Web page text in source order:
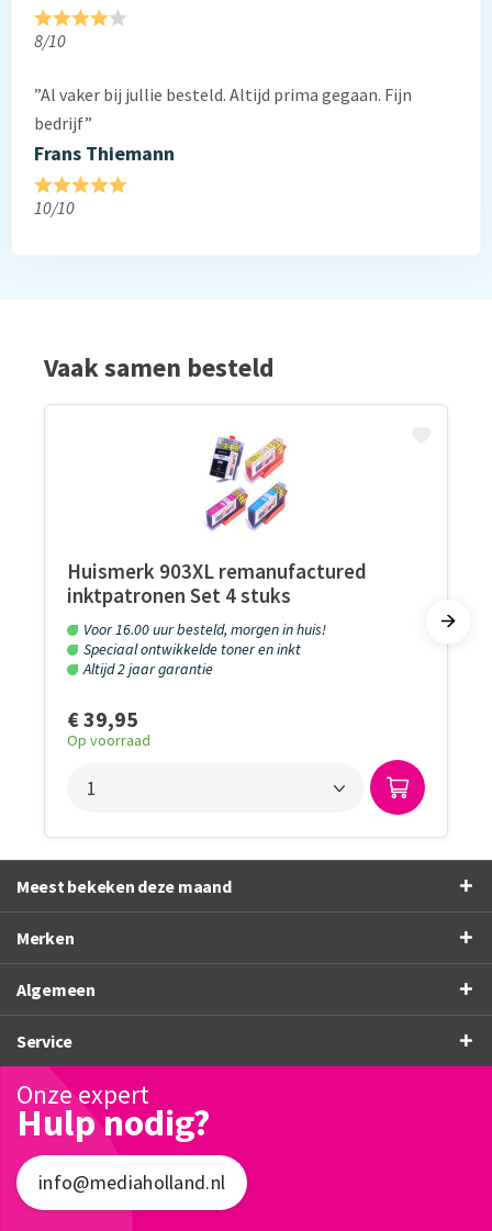
8/10
”Al vaker bij jullie besteld. Altijd prima gegaan. Fijn
bedrijf”
Frans Thiemann
10/10
Vaak samen besteld
Huismerk 903XL remanufactured
inktpatronen Set 4 stuks
Voor 16.00 uur besteld, morgen in huis!
Speciaal ontwikkelde toner en inkt
Altijd 2 jaar garantie
€ 39,95
Op voorraad
Meest bekeken deze maand
Merken
Algemeen
Service
Onze expert
Hulp nodig?
info@mediaholland.nl